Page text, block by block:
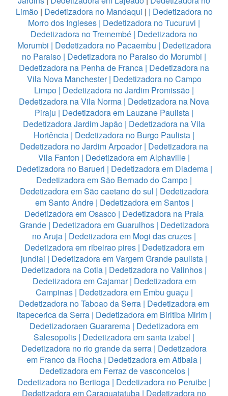
Limão| Dedetizadora no Mandaqui | | Dedetizadora no
Morro dos Ingleses | Dedetizadora no Tucuruvi |
Dedetizadora no Tremembé | Dedetizadora no
Morumbi | Dedetizadora no Pacaembu | Dedetizadora
no Paraiso | Dedetizadora no Paraiso do Morumbi |
Dedetizadora na Penha de Franca | Dedetizadora na
Vila Nova Manchester| Dedetizadora no Campo
Limpo | Dedetizadora no Jardim Promissão |
Dedetizadora na Vila Norma | Dedetizadora na Nova
Piraju | Dedetizadora em Lauzane Paulista |
Dedetizadora Jardim Japão | Dedetizadora na Vila
Hortência | Dedetizadora no Burgo Paulista |
Dedetizadora no Jardim Arpoador| Dedetizadora na
Vila Fanton | Dedetizadora em Alphaville |
Dedetizadora no Barueri | Dedetizadora em Diadema|
Dedetizadora em São Bernado do Campo |
Dedetizadora em São caetano do sul | Dedetizadora
em Santo Andre| Dedetizadora em Santos|
Dedetizadora em Osasco | Dedetizadora na Praia
Grande| Dedetizadora em Guarulhos| Dedetizadora
no Aruja | Dedetizadora em Mogi das cruzes |
Dedetizadora em ribeirao pires| Dedetizadora em
jundiai | Dedetizadora em Vargem Grande paulista |
Dedetizadora na Cotia | Dedetizadora no Valinhos |
Dedetizadora em Cajamar| Dedetizadora em
Campinas| Dedetizadora em Embu guaçu |
Dedetizadora no Taboao da Serra | Dedetizadora em
itapecerica da Serra | Dedetizadora em Biritiba Mirim |
Dedetizadoraen Guararema | Dedetizadora em
Salesopolis | Dedetizadora em santa izabel |
Dedetizadora no rio grande da serra | Dedetizadora
em Franco da Rocha | Dedetizadora em Atibaia |
Dedetizadora em Ferraz de vasconcelos|
Dedetizadora no Bertioga | Dedetizadora no Peruibe |
Dedetizadora em Caraguatatuba | Dedetizadora no